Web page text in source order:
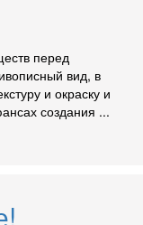
перед
вид, в
и окраску и
создания ...